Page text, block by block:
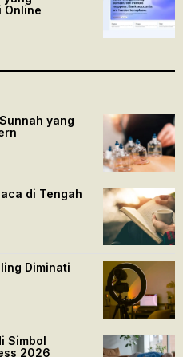
Online
yang
di Tengah
Diminati
Simbol
2026